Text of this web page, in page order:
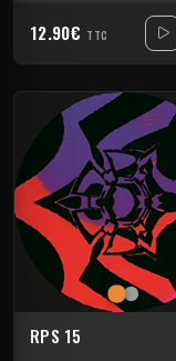
12.90€ TTC
RPS 15